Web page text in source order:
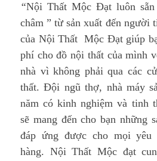
“Nội Thất Mộc Đạt luôn
châm ” từ sản xuất đến người
của Nội Thất Mộc Đạt giúp
phí cho đồ nội thất của mình
nhà vì không phải qua các
thất. Đội ngũ thợ, nhà máy
năm có kinh nghiệm và tinh
sẽ mang đến cho bạn những
đáp ứng được cho mọi yêu
hàng. Nội Thất Mộc đạt